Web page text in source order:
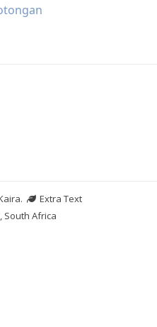
.
Extra Text
South Africa